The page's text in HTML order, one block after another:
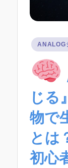
Posted
in
ANALOG
じる
物で
とは
初心